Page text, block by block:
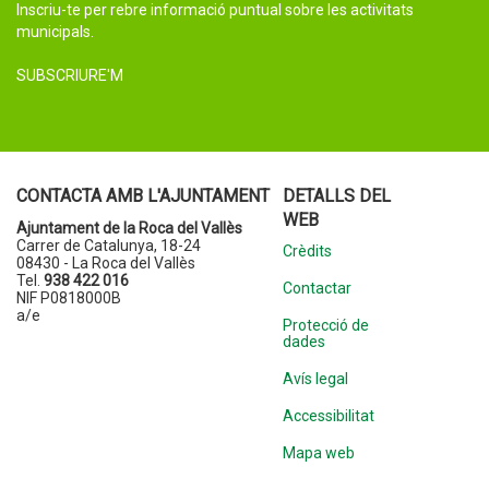
Inscriu-te per rebre informació puntual sobre les activitats
municipals.
SUBSCRIURE'M
CONTACTA AMB L'AJUNTAMENT
Ajuntament de la Roca del Vallès
Carrer de Catalunya, 18-24
08430 - La Roca del Vallès
Tel. 938 422 016
NIF P0818000B
a/e
DETALLS DEL
WEB
Crèdits
Contactar
Protecció de
dades
Avís legal
Accessibilitat
Mapa web